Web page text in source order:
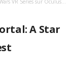
VR Series sur Oculus...
A Star